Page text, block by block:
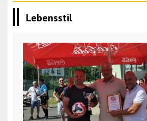
Lebensstil